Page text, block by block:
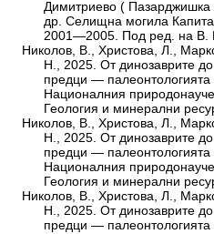
Димитриево (
др. Селищна могила
2001—2005. Под ред. на В.
Николов, В., Христова, Л.,
Н., 2025. От динозаврите
предци — палеонтологията
Националния
Геология и минерални
Николов, В., Христова, Л.,
Н., 2025. От динозаврите
предци — палеонтологията
Националния
Геология и минерални
Николов, В., Христова, Л.,
Н., 2025. От динозаврите
предци — палеонтологията